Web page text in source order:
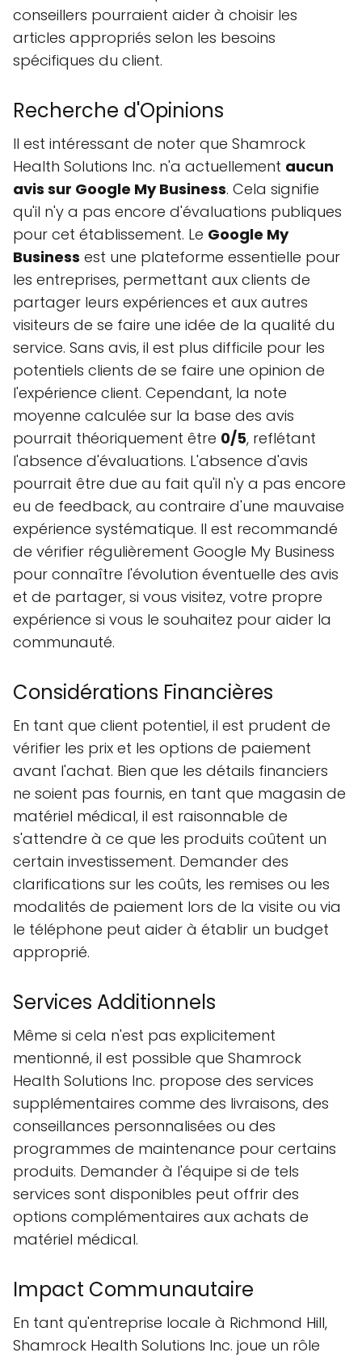
conseillers pourraient aider à choisir les
articles appropriés selon les besoins
spécifiques du client.
Recherche d'Opinions
Il est intéressant de noter que Shamrock
Health Solutions Inc. n'a actuellement aucun
avis sur Google My Business. Cela signifie
qu'il n'y a pas encore d'évaluations publiques
pour cet établissement. Le Google My
Business est une plateforme essentielle pour
les entreprises, permettant aux clients de
partager leurs expériences et aux autres
visiteurs de se faire une idée de la qualité du
service. Sans avis, il est plus difficile pour les
potentiels clients de se faire une opinion de
l'expérience client. Cependant, la note
moyenne calculée sur la base des avis
pourrait théoriquement être 0/5, reflétant
l'absence d'évaluations. L'absence d'avis
pourrait être due au fait qu'il n'y a pas encore
eu de feedback, au contraire d'une mauvaise
expérience systématique. Il est recommandé
de vérifier régulièrement Google My Business
pour connaître l'évolution éventuelle des avis
et de partager, si vous visitez, votre propre
expérience si vous le souhaitez pour aider la
communauté.
Considérations Financières
En tant que client potentiel, il est prudent de
vérifier les prix et les options de paiement
avant l'achat. Bien que les détails financiers
ne soient pas fournis, en tant que magasin de
matériel médical, il est raisonnable de
s'attendre à ce que les produits coûtent un
certain investissement. Demander des
clarifications sur les coûts, les remises ou les
modalités de paiement lors de la visite ou via
le téléphone peut aider à établir un budget
approprié.
Services Additionnels
Même si cela n'est pas explicitement
mentionné, il est possible que Shamrock
Health Solutions Inc. propose des services
supplémentaires comme des livraisons, des
conseillances personnalisées ou des
programmes de maintenance pour certains
produits. Demander à l'équipe si de tels
services sont disponibles peut offrir des
options complémentaires aux achats de
matériel médical.
Impact Communautaire
En tant qu'entreprise locale à Richmond Hill,
Shamrock Health Solutions Inc. joue un rôle